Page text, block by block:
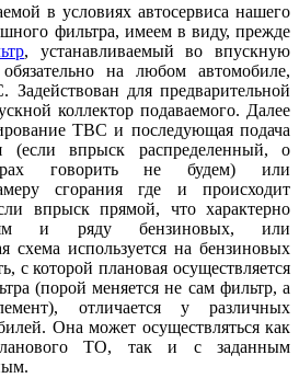
в условиях автосервиса нашего
фильтра, имеем в виду, прежде
, устанавливаемый во впускную
на любом автомобиле,
для предварительной
коллектор подаваемого. Далее
ТВС и последующая подача
(если впрыск распределенный, о
говорить не будем) или
сгорания где и происходит
впрыск прямой, что характерно
и ряду бензиновых, или
схема используется на бензиновых
с которой плановая осуществляется
(порой меняется не сам фильтр, а
отличается у различных
Она может осуществляться как
ТО, так и с заданным